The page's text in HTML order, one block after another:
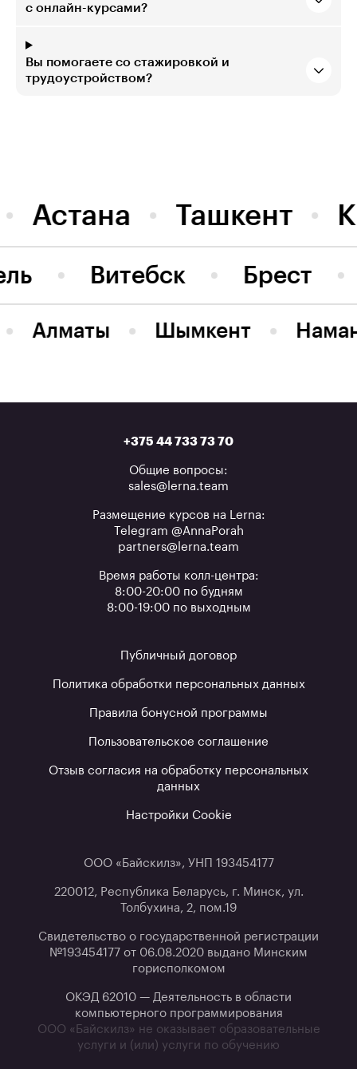
с онлайн-курсами?
Вы помогаете со стажировкой и
трудоустройством?
Астана Ташкент
Брест
Витебск
Алматы Шымкент
+375 44 733 73 70
Общие вопросы:
sales@lerna.team
Размещение курсов на Lerna:
Telegram @AnnaPorah
partners@lerna.team
Время работы колл-центра:
8:00-20:00 по будням
8:00-19:00 по выходным
Публичный договор
Политика обработки персональных данных
Правила бонусной программы
Пользовательское соглашение
Отзыв согласия на обработку персональных
данных
Настройки Cookie
ООО «Байскилз», УНП 193454177
220012, Республика Беларусь, г. Минск, ул.
Толбухина, 2, пом.19
Свидетельство о государственной регистрации
№193454177 от 06.08.2020 выдано Минским
горисполкомом
ОКЭД 62010 — Деятельность в области
компьютерного программирования
ООО «Байскилз» не оказывает образовательные
услуги и (или) услуги по обучению